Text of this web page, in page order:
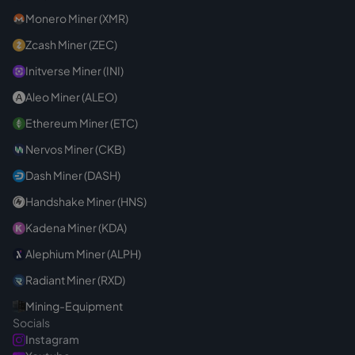
Monero Miner (XMR)
Zcash Miner (ZEC)
Initverse Miner (INI)
Aleo Miner (ALEO)
Ethereum Miner (ETC)
Nervos Miner (CKB)
Dash Miner (DASH)
Handshake Miner (HNS)
Kadena Miner (KDA)
Alephium Miner (ALPH)
Radiant Miner (RXD)
Mining-Equipment
Socials
Instagram